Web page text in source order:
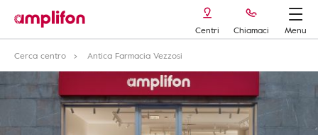
Centri Chiamaci
Menu
Cerca centro
Antica Farmacia Vezzosi